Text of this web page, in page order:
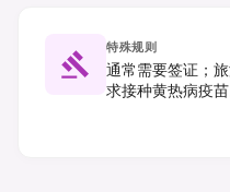
特殊规则
通常需要签证；
求接种黄热病疫苗